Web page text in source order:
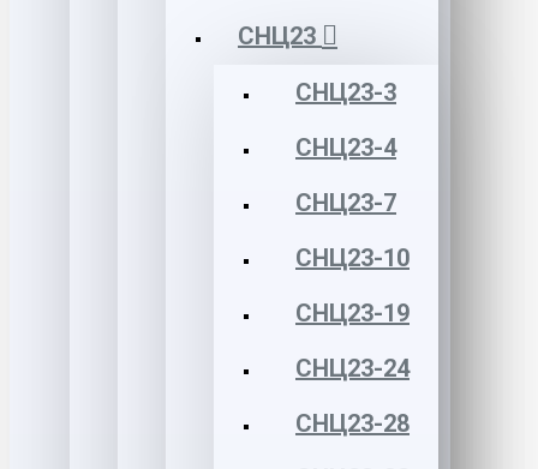
СНЦ23
СНЦ23-3
СНЦ23-4
СНЦ23-7
СНЦ23-10
СНЦ23-19
СНЦ23-24
СНЦ23-28